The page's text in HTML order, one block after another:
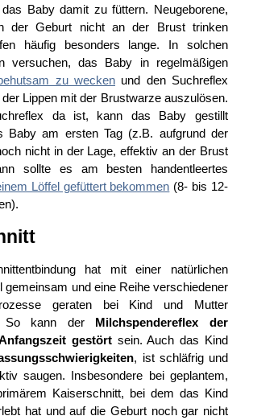
Baby damit zu füttern. Neugeborene,
der Geburt nicht an der Brust trinken
häufig besonders lange. In solchen
versuchen, das Baby in regelmäßigen
zu wecken und den Suchreflex
Lippen mit der Brustwarze auszulösen.
da ist, kann das Baby gestillt
Baby am ersten Tag (z.B. aufgrund der
nicht in der Lage, effektiv an der Brust
sollte es am besten handentleertes
Löffel gefüttert bekommen (8- bis 12-
hat mit einer natürlichen
gemeinsam und eine Reihe verschiedener
geraten bei Kind und Mutter
So kann der Milchspendereflex der
gestört sein. Auch das Kind
, ist schläfrig und
saugen. Insbesondere bei geplantem,
Kaiserschnitt, bei dem das Kind
hat und auf die Geburt noch gar nicht